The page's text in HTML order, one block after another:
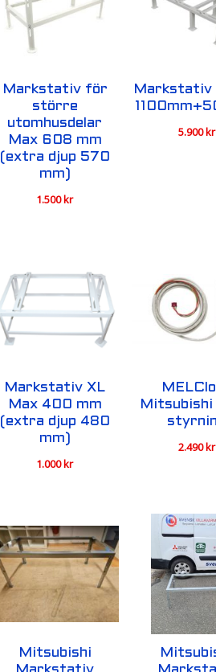
Markstativ för
större
utomhusdelar
Max 608 mm
(extra djup 570
mm)
1.500kr
Markstativ
5.900kr
Markstativ XL
Max 400 mm
(extra djup 480
mm)
1.000kr
Mitsubishi
2.490kr
Mitsubishi